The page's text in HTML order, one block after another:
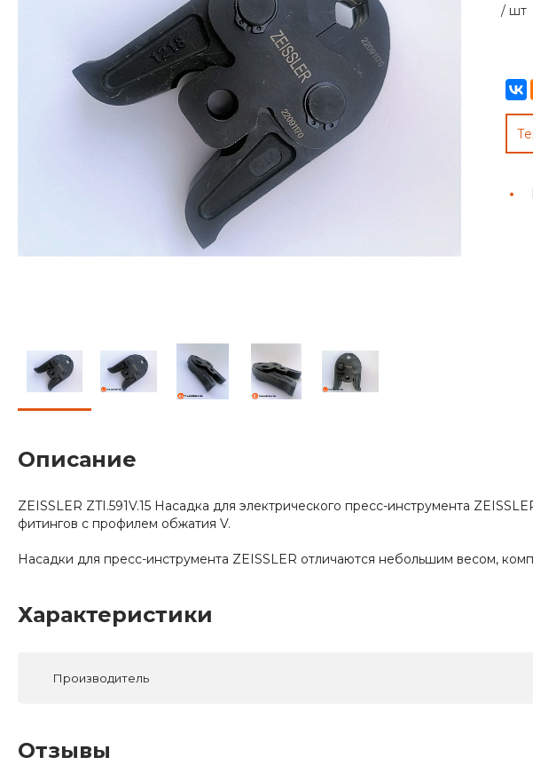
/ шт
Описание
ZEISSLER ZTI.591V.15 Насадка для электрического пресс-инструмента
фитингов с профилем обжатия V.
Насадки для пресс-инструмента ZEISSLER отличаются небольшим весом,
Характеристики
Производитель
Отзывы